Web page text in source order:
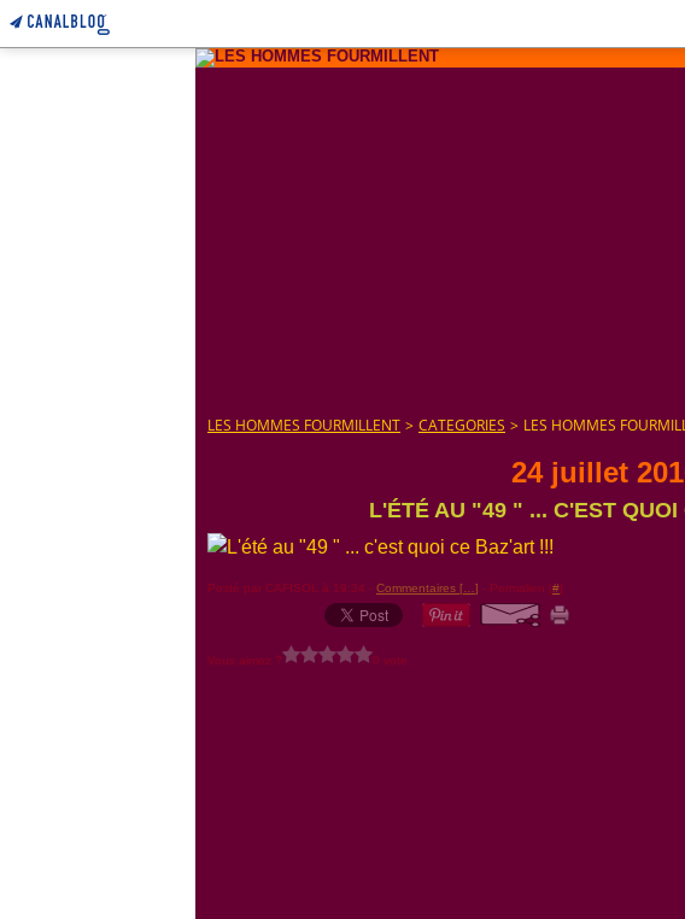
LES HOMMES FOURMILLENT > CATEGORIES > LES HOMMES
24 juillet
L'ÉTÉ AU "49 " ... C'EST
Posté par CAFISOL à 19:34 - Commentaires [ ] - Permalien [#]
Vous aimez ? 0 vote